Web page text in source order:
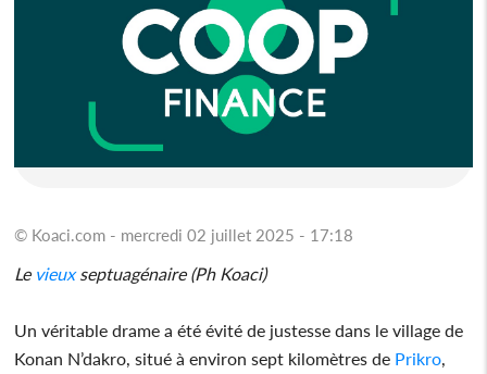
© Koaci.com - mercredi 02 juillet 2025 - 17:18
Le vieuxseptuagénaire (Ph Koaci)
Un véritable drame a été évité de justesse dans le village de
Konan N’dakro, situé à environ sept kilomètres de Prikro